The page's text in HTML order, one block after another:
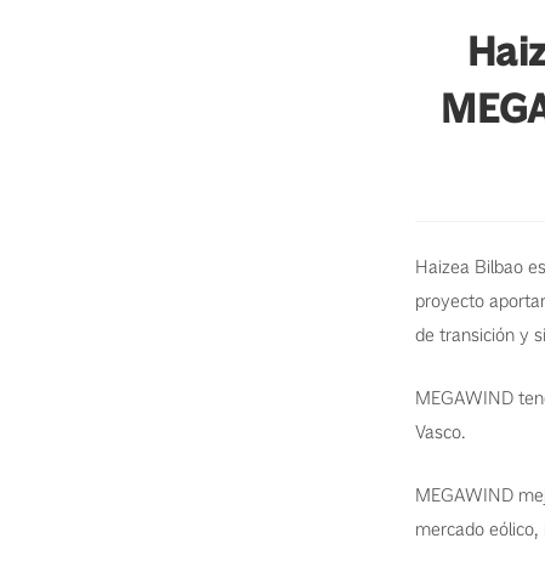
Haizea Bilbao
proyecto
de transición y
MEGAWIND
Vasco.
MEGAWIND
mercado